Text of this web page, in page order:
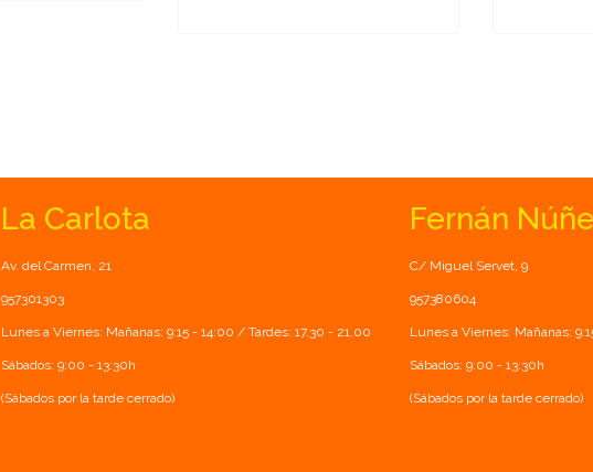
La Carlota
Av. del Carmen, 21
957301303
Lunes a Viernes: Mañanas: 9:15 - 14:00 / Tardes: 17.30 - 21.00
Sábados: 9:00 - 13:30h
(Sábados por la tarde cerrado)
Fernán
C/ Miguel Servet, 9
957380604
Lunes a Viernes: Mañanas:
Sábados: 9:00 - 13:30h
(Sábados por la tarde cerrado)